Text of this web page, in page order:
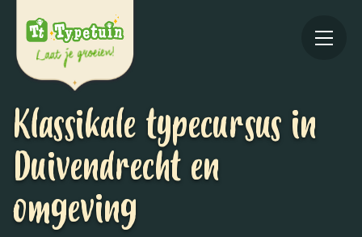
Klassikale typecursus in
Duivendrecht en
omgeving